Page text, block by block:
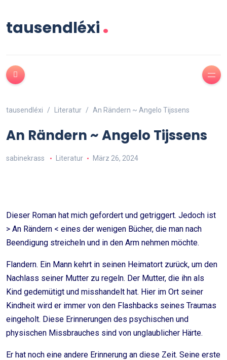
tausendléxi.
tausendléxi Literatur An Rändern ~ Angelo Tijssens
An Rändern ~ Angelo Tijssens
sabinekrass Literatur März 26, 2024
Dieser Roman hat mich gefordert und getriggert. Jedoch ist
> An Rändern < eines der wenigen Bücher, die man nach
Beendigung streicheln und in den Arm nehmen möchte.
Flandern. Ein Mann kehrt in seinen Heimatort zurück, um den
Nachlass seiner Mutter zu regeln. Der Mutter, die ihn als
Kind gedemütigt und misshandelt hat. Hier im Ort seiner
Kindheit wird er immer von den Flashbacks seines Traumas
eingeholt. Diese Erinnerungen des psychischen und
physischen Missbrauches sind von unglaublicher Härte.
Er hat noch eine andere Erinnerung an diese Zeit. Seine erste